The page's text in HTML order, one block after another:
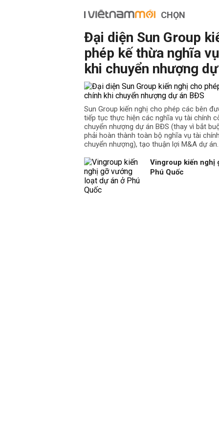
- Thông tin tuyến đường quy hoạch
đầu - điểm cuối, điểm giao cắt,...
- Bản đồ quy hoạch giao thông
- Hình ảnh mô tả các tuyến đường
CHỌN
Đại diện Sun Group
phép kế thừa nghĩa
khi chuyển nhượng
Sun Group kiến nghị cho phép các bên
tiếp tục thực hiện các nghĩa vụ tài chính
chuyển nhượng dự án BĐS (thay vì bắt
phải hoàn thành toàn bộ nghĩa vụ tài
chuyển nhượng), tạo thuận lợi M&A dự án.
Vingroup kiến nghị
Phú Quốc